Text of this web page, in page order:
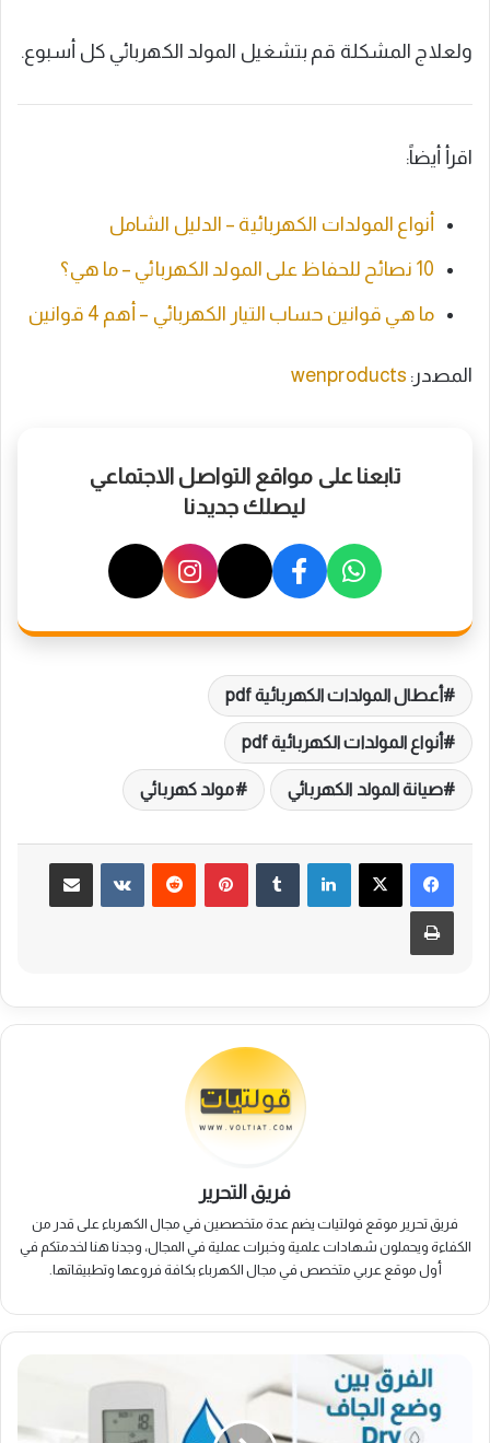
ولعلاج المشكلة قم بتشغيل المولد الكهربائي كل أسبوع.
اقرأ أيضاً:
أنواع المولدات الكهربائية – الدليل الشامل
10 نصائح للحفاظ على المولد الكهربائي – ما هي؟
ما هي قوانين حساب التيار الكهربائي – أهم 4 قوانين
المصدر: wenproducts
تابعنا على مواقع التواصل الاجتماعي
ليصلك جديدنا
أعطال المولدات الكهربائية pdf
أنواع المولدات الكهربائية pdf
صيانة المولد الكهربائي مولد كهربائي
لينكدإن
‏Tumblr بينتيريست
‏Reddit
‏VKontakte مشاركة عبر البريد
طباعة
فريق التحرير
فريق تحرير موقع فولتيات يضم عدة متخصصين في مجال الكهرباء على قدر من
الكفاءة ويحملون شهادات علمية وخبرات عملية في المجال، وجدنا هنا لخدمتكم في
أول موقع عربي متخصص في مجال الكهرباء بكافة فروعها وتطبيقاتها.